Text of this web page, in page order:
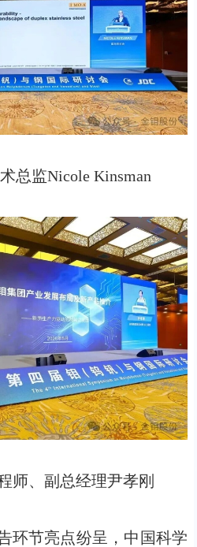
总监Nicole Kinsman
师、副总经理尹孝刚
环节亮点纷呈，中国科学